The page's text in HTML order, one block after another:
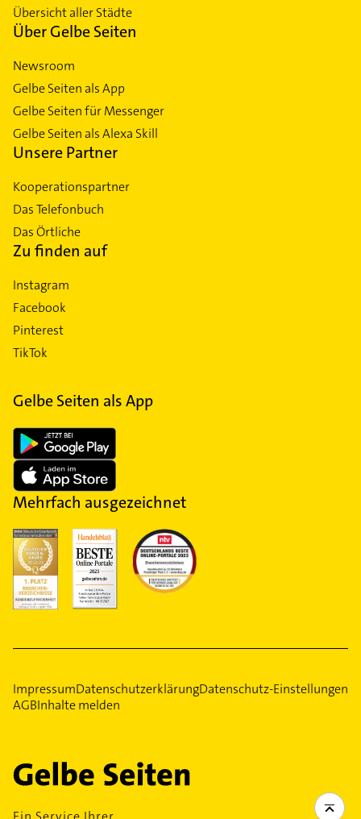
Übersicht aller Städte
Über Gelbe Seiten
Newsroom
Gelbe Seiten als App
Gelbe Seiten für Messenger
Gelbe Seiten als Alexa Skill
Unsere Partner
Kooperationspartner
Das Telefonbuch
Das Örtliche
Zu finden auf
Instagram
Facebook
Pinterest
TikTok
Gelbe Seiten als App
Mehrfach ausgezeichnet
ImpressumDatenschutzerklärungDatenschutz-Einstellungen
AGBInhalte melden